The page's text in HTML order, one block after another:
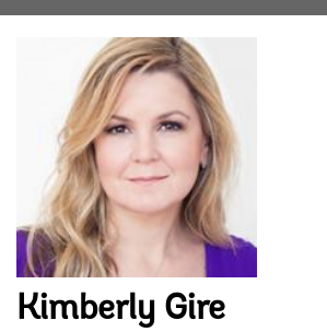
Kimberly Gire